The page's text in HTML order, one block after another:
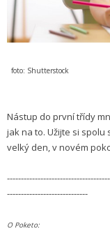
foto: Shutterstock
Nástup do první třídy
jak na to. Užijte si spolu
velký den, v novém
-----------------------------
O Poketo: